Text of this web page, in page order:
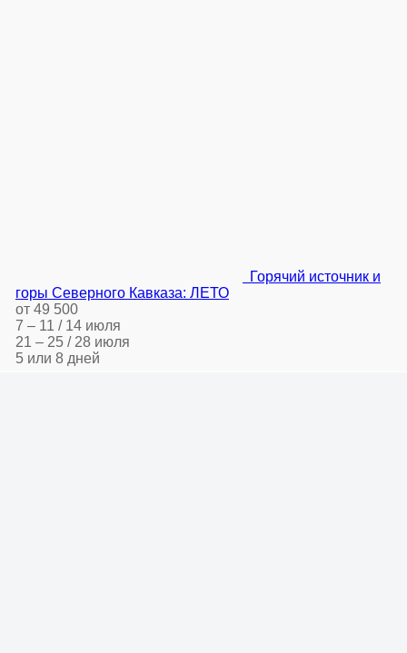
Горячий источник и
горы Северного Кавказа: ЛЕТО
от 49 500
7 – 11 / 14 июля
21 – 25 / 28 июля
5 или 8 дней